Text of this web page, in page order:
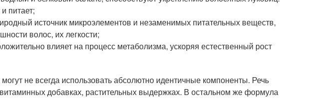
питает;
источник микроэлементов и незаменимых питательных веществ,
волос, их легкости;
влияет на процесс метаболизма, ускоряя естественный рост
не всегда использовать абсолютно идентичные компоненты. Речь
добавках, растительных выдержках. В остальном же формула